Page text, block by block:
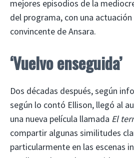
mejores episodios de la
del programa, con una
convincente de Ansara.
‘Vuelvo enseguida’
Dos décadas después, según
según lo contó Ellison, llegó al
una nueva película llamada El
compartir algunas similitudes
particularmente en las escenas